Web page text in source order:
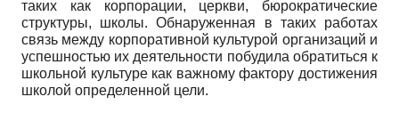
таких как корпорации, церкви, бюрократические
структуры, школы. Обнаруженная в таких работах
связь между корпоративной культурой организаций и
успешностью их деятельности побудила обратиться к
школьной культуре как важному фактору достижения
школой определенной цели.